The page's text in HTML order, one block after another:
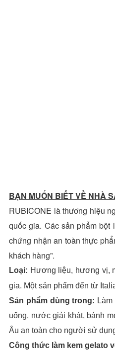
BẠN MUỐN BIẾT VỀ NHÀ
RUBICONE là thương hiệu
quốc gia. Các sản phẩm
chứng nhận an toàn thực
khách hàng”.
Loại: Hương liệu, hương vị,
gia. Một sản phẩm đến từ
Sản phẩm dùng trong:
uống, nước giải khát, bánh
Âu an toàn cho người sử
Công thức làm kem gelato